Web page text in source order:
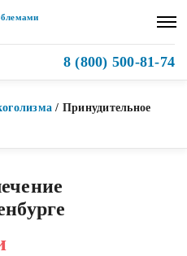
8 (800) 500-81-74
/ Принудительное